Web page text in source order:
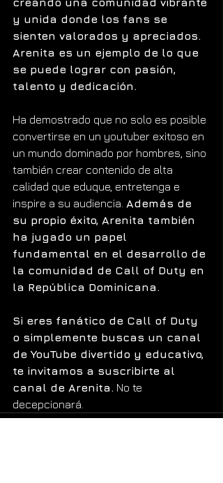
y unida donde los fans se
sienten valorados y apreciados.
Arenita es un ejemplo de lo que
se puede lograr con pasión,
talento y dedicación.
Ha demostrado que no solo es posible
convertirse en un youtuber exitoso en
un mundo dominado por hombres, sino
también crear contenido de alta
calidad que eduque, entretenga e
inspire a su audiencia. Además de
su propio éxito, Arenita también
ha jugado un papel
fundamental en el desarrollo de
la comunidad de Call of Duty en
la República Dominicana.
Si eres fanático de Call of Duty
o simplemente buscas un canal
de YouTube divertido y educativo,
te invitamos a suscribirte al
canal de Arenita. No te
decepcionará.